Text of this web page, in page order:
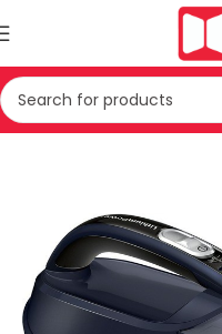
TE VOGLA SHTEPIAKE